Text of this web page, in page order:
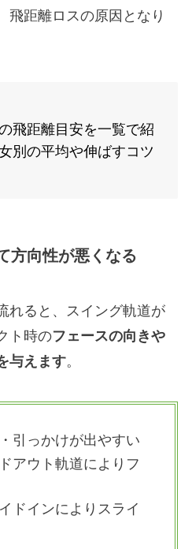
飛距離ロスの原因となり
飛距離目安を一覧で紹
別の平均や伸ばすコツ
方向性が悪くなる
れると、スイング軌道が
ト時のフェースの向きや
与えます。
引っかけが出やすい
アウト軌道によりフ
ドインによりスライ